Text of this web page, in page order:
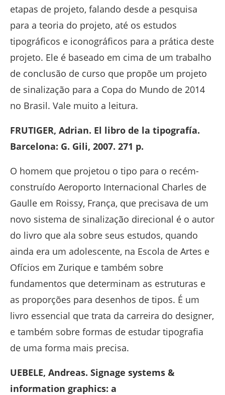
etapas de projeto, falando desde a pesquisa
para a teoria do projeto, até os estudos
tipográficos e iconográficos para a prática deste
projeto. Ele é baseado em cima de um trabalho
de conclusão de curso que propõe um projeto
de sinalização para a Copa do Mundo de 2014
no Brasil. Vale muito a leitura.
FRUTIGER, Adrian. El libro de la tipografía.
Barcelona: G. Gili, 2007. 271 p.
O homem que projetou o tipo para o recém-
construído Aeroporto Internacional Charles de
Gaulle em Roissy, França, que precisava de um
novo sistema de sinalização direcional é o autor
do livro que ala sobre seus estudos, quando
ainda era um adolescente, na Escola de Artes e
Ofícios em Zurique e também sobre
fundamentos que determinam as estruturas e
as proporções para desenhos de tipos. É um
livro essencial que trata da carreira do designer,
e também sobre formas de estudar tipografia
de uma forma mais precisa.
UEBELE, Andreas. Signage systems &
information graphics: a